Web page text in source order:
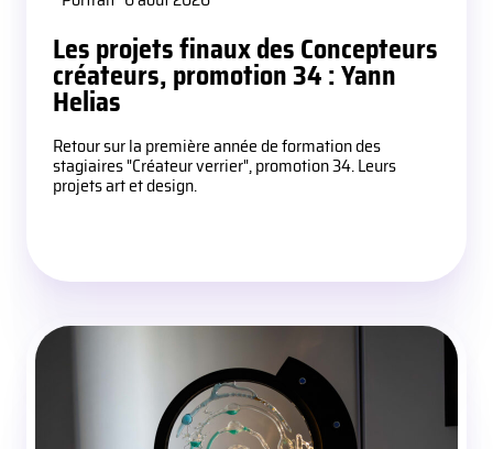
Les projets finaux des Concepteurs
créateurs, promotion 34 : Yann
Helias
Retour sur la première année de formation des
stagiaires "Créateur verrier", promotion 34. Leurs
projets art et design.